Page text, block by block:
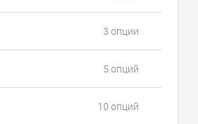
3 опции
5 опций
10 опций